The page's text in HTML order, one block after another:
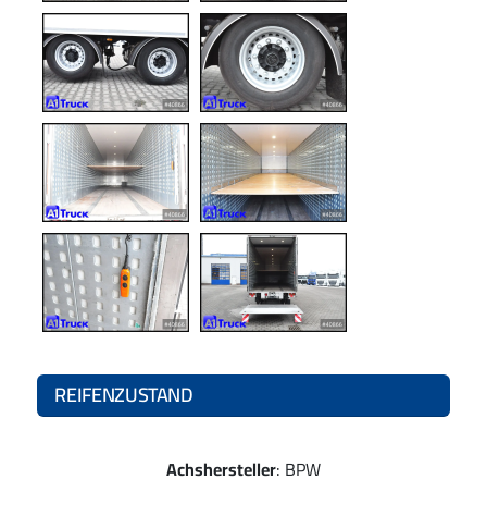
REIFENZUSTAND
Achshersteller: BPW